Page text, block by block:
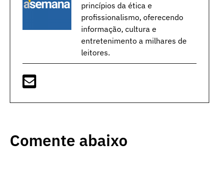
princípios da ética e
profissionalismo, oferecendo
informação, cultura e
entretenimento a milhares de
leitores.
Comente abaixo